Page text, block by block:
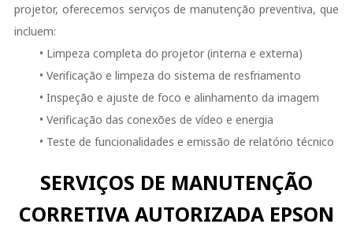
projetor, oferecemos serviços de manutenção preventiva, que
incluem:
• Limpeza completa do projetor (interna e externa)
• Verificação e limpeza do sistema de resfriamento
• Inspeção e ajuste de foco e alinhamento da imagem
• Verificação das conexões de vídeo e energia
• Teste de funcionalidades e emissão de relatório técnico
SERVIÇOS DE MANUTENÇÃO
CORRETIVA AUTORIZADA EPSON